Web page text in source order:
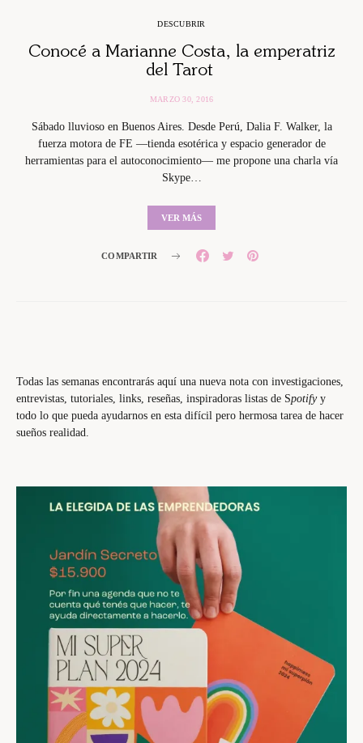
DESCUBRIR
Conocé a Marianne Costa, la emperatriz
del Tarot
MARZO 30, 2016
Sábado lluvioso en Buenos Aires. Desde Perú, Dalia F. Walker, la
fuerza motora de FE —tienda esotérica y espacio generador de
herramientas para el autoconocimiento— me propone una charla vía
Skype…
VER MÁS
COMPARTIR
Todas las semanas encontrarás aquí una nueva nota con investigaciones,
entrevistas, tutoriales, links, reseñas, inspiradoras listas de Spotify y
todo lo que pueda ayudarnos en esta difícil pero hermosa tarea de hacer
sueños realidad.